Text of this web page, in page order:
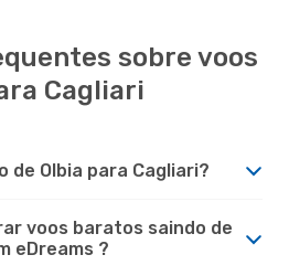
sobre voos
Cagliari
de Olbia para Cagliari?
voos baratos saindo de
eDreams ?